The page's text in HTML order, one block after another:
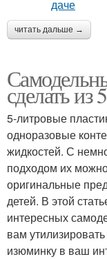
читать дальше →
сделать
5-литровые
одноразовые
жидкостей. С
подходом их
оригинальные
детей. В этой
интересных
вам
изюминку в ваш